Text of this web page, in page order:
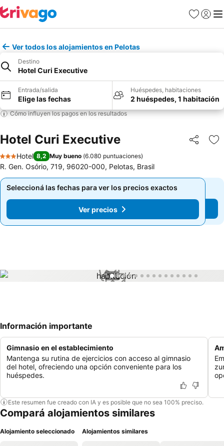
Favoritos
Iniciar
Ver todos los alojamientos en Pelotas
Destino
Hotel Curi Executive
Entrada/salida
Elige las fechas
Huéspedes, habitaciones
2 huéspedes, 1 habitación
Cómo influyen los pagos en los resultados
Hotel Curi Executive Compartir
3 Estrellas
Hotel 8,2 Muy bueno (6.080 puntuaciones)
R. Gen. Osório, 719, 96020-000, Pelotas, Brasil
Seleccioná las fechas para ver los precios exactos
Ver precios
Seleccioná las fechas para ver los precios exactos
Ver precios
1 / 15
Información importante
Gimnasio en el establecimiento
Mantenga su rutina de ejercicios con acceso al gimnasio
del hotel, ofreciendo una opción conveniente para los
huéspedes.
Este resumen fue creado con IA y es posible que no sea 100% preciso.
Compará alojamientos similares
Alojamiento seleccionado Alojamientos similares